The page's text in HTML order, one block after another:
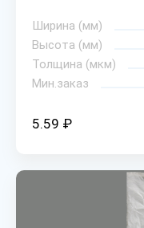
Ширина (мм)
Высота (мм)
Толщина (мкм)
Мин.заказ
5.59 ₽